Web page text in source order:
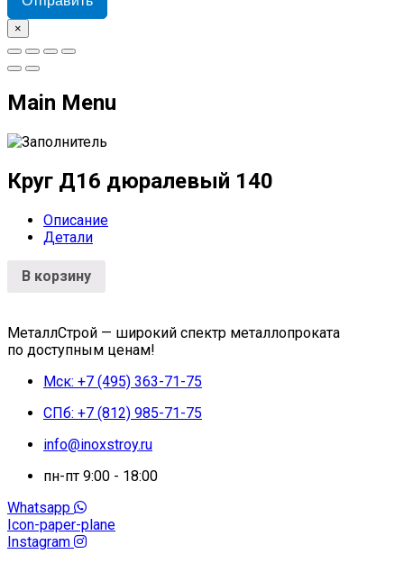
×
Main Menu
Круг Д16 дюралевый 140
Описание
Детали
В корзину
МеталлСтрой — широкий спектр металлопроката
по доступным ценам!
Мск: +7 (495) 363-71-75
СПб: +7 (812) 985-71-75
info@inoxstroy.ru
пн-пт 9:00 - 18:00
Whatsapp
Icon-paper-plane
Instagram